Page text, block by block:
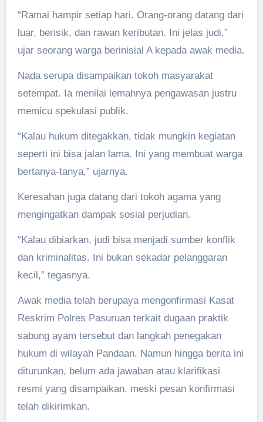
“Ramai hampir setiap hari. Orang-orang datang dari
luar, berisik, dan rawan keributan. Ini jelas judi,”
ujar seorang warga berinisial A kepada awak media.
Nada serupa disampaikan tokoh masyarakat
setempat. Ia menilai lemahnya pengawasan justru
memicu spekulasi publik.
“Kalau hukum ditegakkan, tidak mungkin kegiatan
seperti ini bisa jalan lama. Ini yang membuat warga
bertanya-tanya,” ujarnya.
Keresahan juga datang dari tokoh agama yang
mengingatkan dampak sosial perjudian.
“Kalau dibiarkan, judi bisa menjadi sumber konflik
dan kriminalitas. Ini bukan sekadar pelanggaran
kecil,” tegasnya.
Awak media telah berupaya mengonfirmasi Kasat
Reskrim Polres Pasuruan terkait dugaan praktik
sabung ayam tersebut dan langkah penegakan
hukum di wilayah Pandaan. Namun hingga berita ini
diturunkan, belum ada jawaban atau klarifikasi
resmi yang disampaikan, meski pesan konfirmasi
telah dikirimkan.